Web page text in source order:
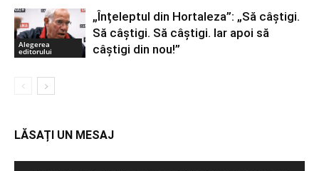
Alegerea
editorului
„Înțeleptul din Hortaleza”: „Să câștigi.
Să câștigi. Să câștigi. Iar apoi să
câștigi din nou!”
LĂSAȚI UN MESAJ